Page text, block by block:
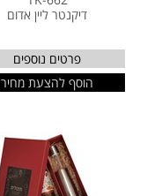
דיקנטר ליין אדום
פרטים נוספים
הוסף להצעת מחיר